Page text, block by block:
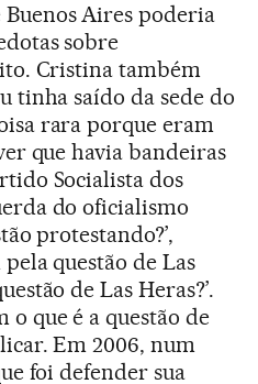
Aires poderia
sobre
Cristina também
tinha saído da sede do
rara porque eram
que havia bandeiras
Socialista dos
do oficialismo
protestando?’,
questão de Las
de Las Heras?’.
o que é a questão de
Em 2006, num
foi defender sua